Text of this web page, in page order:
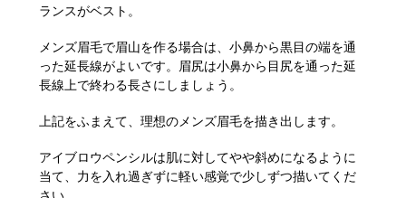
ランスがベスト。
メンズ眉毛で眉山を作る場合は、小鼻から黒目の端を通
った延長線がよいです。眉尻は小鼻から目尻を通った延
長線上で終わる長さにしましょう。
上記をふまえて、理想のメンズ眉毛を描き出します。
アイブロウペンシルは肌に対してやや斜めになるように
当て、力を入れ過ぎずに軽い感覚で少しずつ描いてくだ